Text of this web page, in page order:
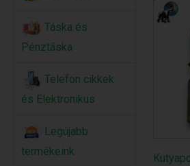
Táska és
Pénztáska
Telefon cikkek
és Elektronikus
Legújabb
termékeink